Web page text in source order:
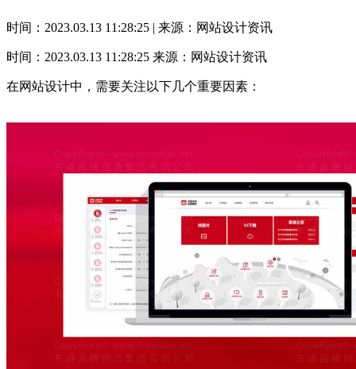
时间：2023.03.13 11:28:25 | 来源：网站设计资讯
时间：2023.03.13 11:28:25 来源：网站设计资讯
在网站设计中，需要关注以下几个重要因素：